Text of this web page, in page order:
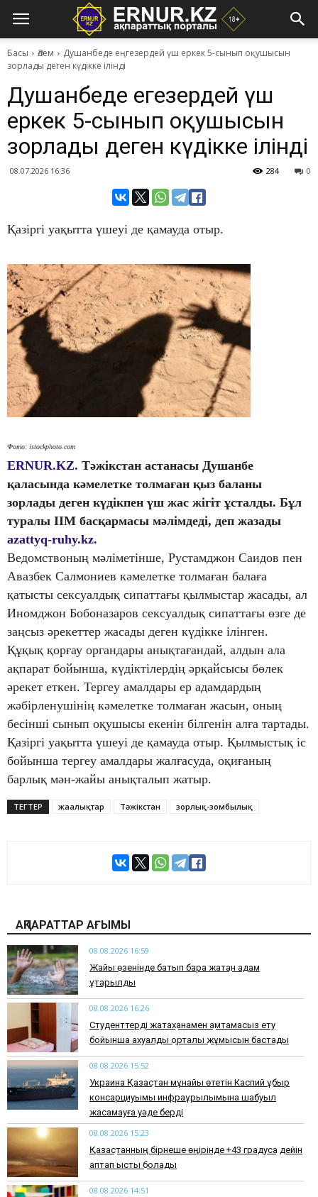
Басы Әлем
Душанбеде еңгезердей үш еркек 5-сынып оқушысын
зорлады деген күдікке ілінді
Душанбеде еңгезердей үш
еркек 5-сынып оқушысын
зорлады деген күдікке ілінді
08.07.2026 16:36 0
284
​Қазіргі уақытта үшеуі де қамауда отыр.
Фото: istockphoto.com
ERNUR.KZ. Тәжікстан астанасы Душанбе
қаласында кәмелетке толмаған қыз баланы
зорлады деген күдікпен үш жас жігіт ұсталды. Бұл
туралы ІІМ басқармасы мәлімдеді, деп жазады
azattyq-ruhy.kz.
Ведомствоның мәліметінше, Рустамджон Саидов пен
Авазбек Салмониев кәмелетке толмаған балаға
қатысты сексуалдық сипаттағы қылмыстар жасады, ал
Иномджон Бобоназаров сексуалдық сипаттағы өзге де
заңсыз әрекеттер жасады деген күдікке ілінген.
Құқық қорғау органдары анықтағандай, алдын ала
ақпарат бойынша, күдіктілердің әрқайсысы бөлек
әрекет еткен. Тергеу амалдары ер адамдардың
жәбірленушінің кәмелетке толмаған жасын, оның
бесiншi сынып оқушысы екенін білгенін алға тартады.
Қазіргі уақытта үшеуі де қамауда отыр. Қылмыстық іс
бойынша тергеу амалдары жалғасуда, оқиғаның
барлық мән-жайы анықталып жатыр.
ТЕГТЕР жаңалықтар Тәжікстан зорлық-зомбылық
АҚПАРАТТАР АҒЫМЫ
08.08.2026 16:59
Жайық өзенінде батып бара жатқан адам
құтқарылды
08.08.2026 16:26
Студенттерді жатақханамен қамтамасыз ету
бойынша ахуалдық орталық жұмысын бастады
08.08.2026 15:52
Украина Қазақстан мұнайы өтетін Каспий құбыр
консарциуымы инфрақұрылымына шабуыл
жасамауға уәде берді
08.08.2026 15:23
Қазақстанның бірнеше өңірінде +43 градусқа дейін
аптап ыстық болады
08.08.2026 14:51